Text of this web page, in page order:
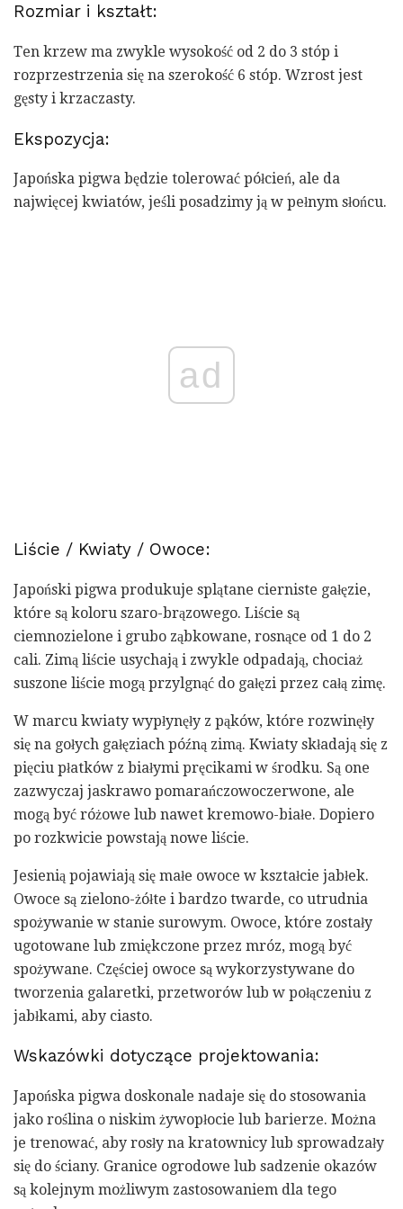
Rozmiar i kształt:
Ten krzew ma zwykle wysokość od 2 do 3 stóp i
rozprzestrzenia się na szerokość 6 stóp. Wzrost jest
gęsty i krzaczasty.
Ekspozycja:
Japońska pigwa będzie tolerować półcień, ale da
najwięcej kwiatów, jeśli posadzimy ją w pełnym słońcu.
ad
Liście / Kwiaty / Owoce:
Japoński pigwa produkuje splątane cierniste gałęzie,
które są koloru szaro-brązowego. Liście są
ciemnozielone i grubo ząbkowane, rosnące od 1 do 2
cali. Zimą liście usychają i zwykle odpadają, chociaż
suszone liście mogą przylgnąć do gałęzi przez całą zimę.
W marcu kwiaty wypłynęły z pąków, które rozwinęły
się na gołych gałęziach późną zimą. Kwiaty składają się z
pięciu płatków z białymi pręcikami w środku. Są one
zazwyczaj jaskrawo pomarańczowoczerwone, ale
mogą być różowe lub nawet kremowo-białe. Dopiero
po rozkwicie powstają nowe liście.
Jesienią pojawiają się małe owoce w kształcie jabłek.
Owoce są zielono-żółte i bardzo twarde, co utrudnia
spożywanie w stanie surowym. Owoce, które zostały
ugotowane lub zmiękczone przez mróz, mogą być
spożywane. Częściej owoce są wykorzystywane do
tworzenia galaretki, przetworów lub w połączeniu z
jabłkami, aby ciasto.
Wskazówki dotyczące projektowania:
Japońska pigwa doskonale nadaje się do stosowania
jako roślina o niskim żywopłocie lub barierze. Można
je trenować, aby rosły na kratownicy lub sprowadzały
się do ściany. Granice ogrodowe lub sadzenie okazów
są kolejnym możliwym zastosowaniem dla tego